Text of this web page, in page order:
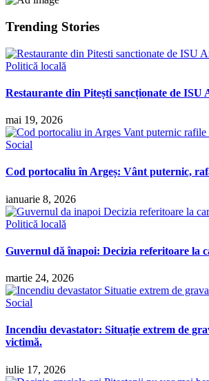
Trending Stories
Politică locală
Restaurante din Pitești sancționate de ISU
mai 19, 2026
Social
Cod portocaliu în Argeș: Vânt puternic,
ianuarie 8, 2026
Politică locală
Guvernul dă înapoi: Decizia referitoare la
martie 24, 2026
Social
Incendiu devastator: Situație extrem de
victimă.
iulie 17, 2026